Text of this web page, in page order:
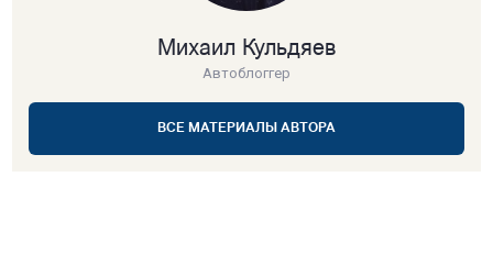
Михаил Кульдяев
Автоблоггер
ВСЕ МАТЕРИАЛЫ АВТОРА